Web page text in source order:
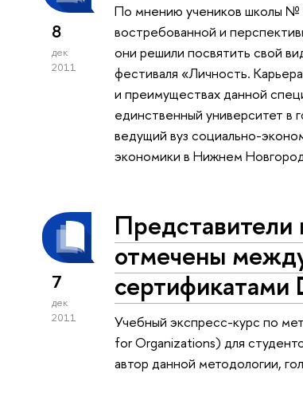
8
дек
2011
По мнению учеников школы №
востребованной и
они решили посвятить свой
фестиваля «Личность.
и преимуществах данной
единственный университет в
ведущий вуз социально-
экономики в Нижнем
7
дек
2011
отмечены
сертификатами
Учебный экспресс-курс по
for Organizations) для
автор данной методологии,